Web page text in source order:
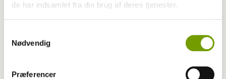
de har indsamlet fra din brug af deres tjenester.
Nødvendig
Præferencer